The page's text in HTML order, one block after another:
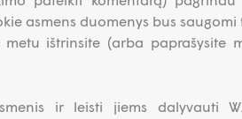
asmens duomenys bus saugomi
ištrinsite (arba paprašysite
ir leisti jiems dalyvauti